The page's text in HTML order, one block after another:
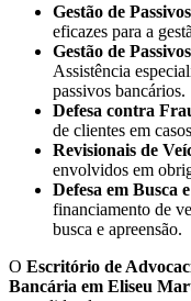
Gestão de
eficazes para a
Gestão de
Assistência
passivos bancários.
Defesa contra
de clientes em
Revisionais de
envolvidos em
Defesa em Busca
financiamento de
busca e apreensão.
O Escritório de
Bancária em Eliseu